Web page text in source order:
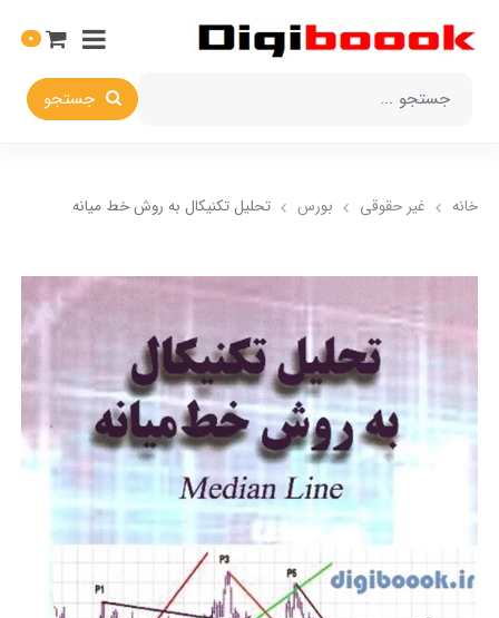
جستجو
0
خانه غیر حقوقی بورس تحلیل تکنیکال به روش خط میانه